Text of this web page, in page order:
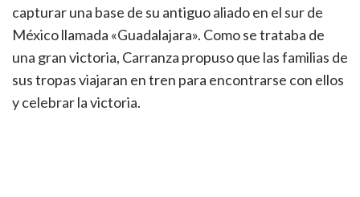
capturar una base de su antiguo aliado en el sur de
México llamada «Guadalajara». Como se trataba de
una gran victoria, Carranza propuso que las familias de
sus tropas viajaran en tren para encontrarse con ellos
y celebrar la victoria.